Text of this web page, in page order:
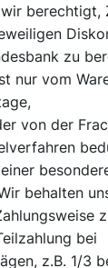
berechtigt,
zu
nur vom
von der
behalten
bei
z.B. 1/3